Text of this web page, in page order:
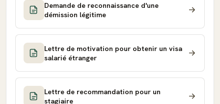
Demande de reconnaissance d'une
démission légitime
Lettre de motivation pour obtenir un visa
salarié étranger
Lettre de recommandation pour un
stagiaire